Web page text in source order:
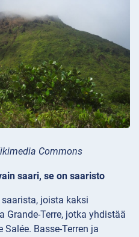
Commons
saari, se on saaristo
joista kaksi
Grande-Terre, jotka yhdistää
Basse-Terren ja